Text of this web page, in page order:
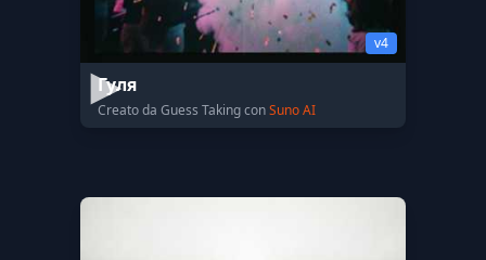
v4
Гуля
Creato da Guess Taking conSuno AI